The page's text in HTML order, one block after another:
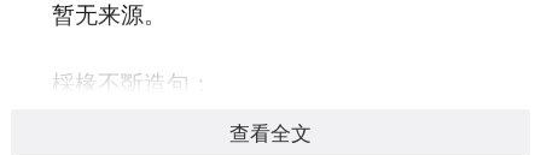
暂无来源。
棌椽不斲造句：
查看全文